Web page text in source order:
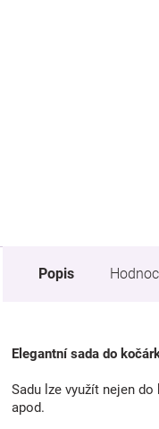
Popis
Elegantní sada do
Sadu lze využít nejen
apod.